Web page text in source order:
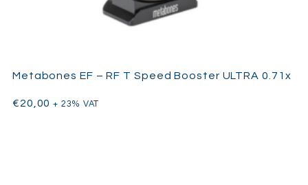
Metabones EF – RF T Speed Booster ULTRA 0.71x
€20,00 + 23% VAT